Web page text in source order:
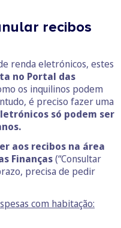
recibos
renda eletrónicos, estes
no Portal das
os inquilinos podem
é preciso fazer uma
só podem ser
aos recibos na área
Finanças(“Consultar
precisa de pedir
com habitação: